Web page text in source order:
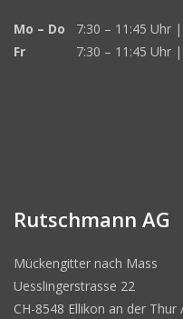
Mo – Do 7:30 – 11:45 Uhr
Fr
7:30 – 11:45 Uhr |
Rutschmann AG
Mückengitter nach Mass
Uesslingerstrasse 22
CH-8548 Ellikon an der Thur